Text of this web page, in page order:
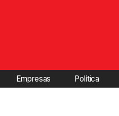
Empresas Política